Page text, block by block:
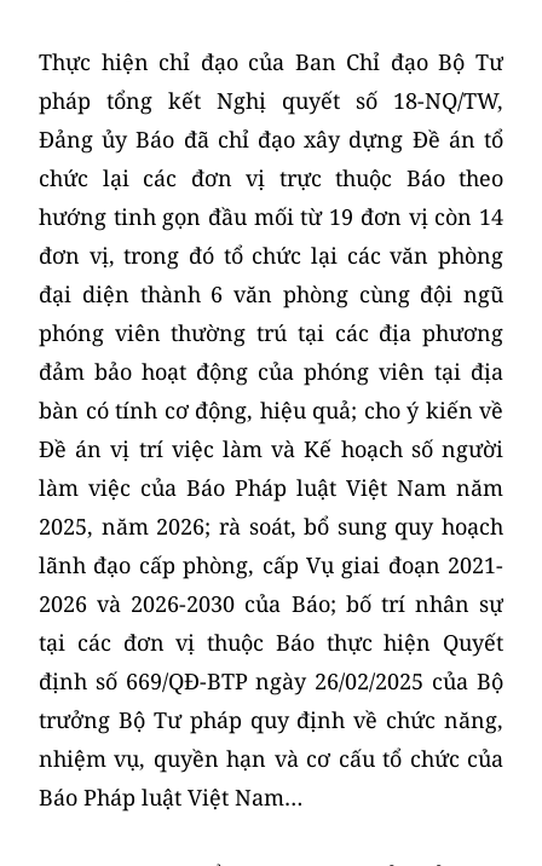
Thực hiện chỉ đạo của Ban Chỉ đạo Bộ Tư
pháp tổng kết Nghị quyết số 18-NQ/TW,
Đảng ủy Báo đã chỉ đạo xây dựng Đề án tổ
chức lại các đơn vị trực thuộc Báo theo
hướng tinh gọn đầu mối từ 19 đơn vị còn 14
đơn vị, trong đó tổ chức lại các văn phòng
đại diện thành 6 văn phòng cùng đội ngũ
phóng viên thường trú tại các địa phương
đảm bảo hoạt động của phóng viên tại địa
bàn có tính cơ động, hiệu quả; cho ý kiến về
Đề án vị trí việc làm và Kế hoạch số người
làm việc của Báo Pháp luật Việt Nam năm
2025, năm 2026; rà soát, bổ sung quy hoạch
lãnh đạo cấp phòng, cấp Vụ giai đoạn 2021-
2026 và 2026-2030 của Báo; bố trí nhân sự
tại các đơn vị thuộc Báo thực hiện Quyết
định số 669/QĐ-BTP ngày 26/02/2025 của Bộ
trưởng Bộ Tư pháp quy định về chức năng,
nhiệm vụ, quyền hạn và cơ cấu tổ chức của
Báo Pháp luật Việt Nam…